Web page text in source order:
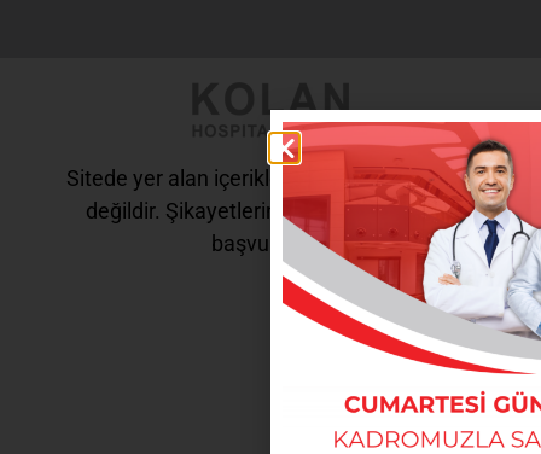
Sitede yer alan içerikler tanı ve tedavi amaçlı
değildir. Şikayetleriniz için doktorunuza
başvurunuz.